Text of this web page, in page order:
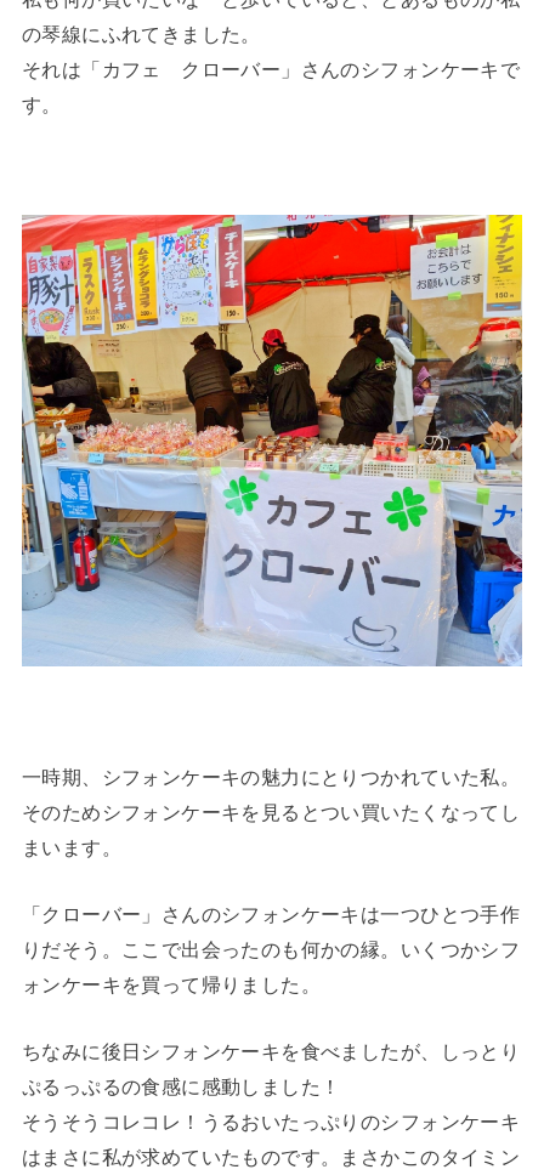
の琴線にふれてきました。
それは「カフェ クローバー」さんのシフォンケーキで
す。
一時期、シフォンケーキの魅力にとりつかれていた私。
そのためシフォンケーキを見るとつい買いたくなってし
まいます。
「クローバー」さんのシフォンケーキは一つひとつ手作
りだそう。ここで出会ったのも何かの縁。いくつかシフ
ォンケーキを買って帰りました。
ちなみに後日シフォンケーキを食べましたが、しっとり
ぷるっぷるの食感に感動しました！
そうそうコレコレ！うるおいたっぷりのシフォンケーキ
はまさに私が求めていたものです。まさかこのタイミン